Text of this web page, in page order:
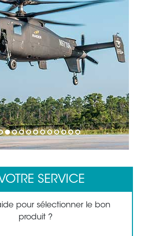
3 4 5 6 7 8 9 10111213
SERVICE
pour sélectionner le bon
produit ?